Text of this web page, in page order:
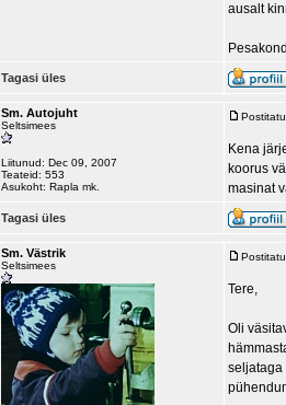
ausalt
Tagasi üles
Sm. Autojuht
Seltsimees
Liitunud: Dec 09, 2007
Teateid: 553
Asukoht: Rapla mk.
Kena
koorus
masinat
Tagasi üles
Sm. Västrik
Seltsimees
Tere,
Oli
seljataga